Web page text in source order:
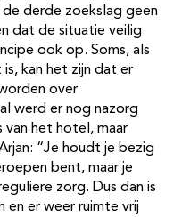
derde zoekslag geen
dat de situatie veilig
ook op. Soms, als
kan het zijn dat er
over
werd er nog nazorg
het hotel, maar
“Je houdt je bezig
bent, maar je
zorg. Dus dan is
en er weer ruimte vrij